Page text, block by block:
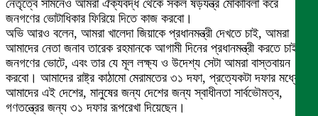
নেতৃত্বে সামনেও আমরা ঐক্যবদ্ধ থেকে সকল ষড়যন্ত্র মোকাবিলা করে
জনগণের ভোটাধিকার ফিরিয়ে দিতে কাজ করবো।
অভি আরও বলেন, আমরা খালেদা জিয়াকে প্রধানমন্ত্রী দেখতে চাই, আমরা
আমাদের নেতা জনাব তারেক রহমানকে আগামী দিনের প্রধানমন্ত্রী করতে চাই
জনগণের ভোটে, এবং তার যে মূল লক্ষ্য ও উদেশ্য সেটা আমরা বাস্তবায়ন
করবো। আমাদের রাষ্ট্র কাঠামো মেরামতের ৩১ দফা, প্রত্যেকটা দফার মধ্যে,
আমাদের এই দেশের, মানুষের জন্য দেশের জন্য স্বাধীনতা সার্বভৌমত্ব,
গণতন্ত্রের জন্য ৩১ দফার রূপরেখা দিয়েছেন।